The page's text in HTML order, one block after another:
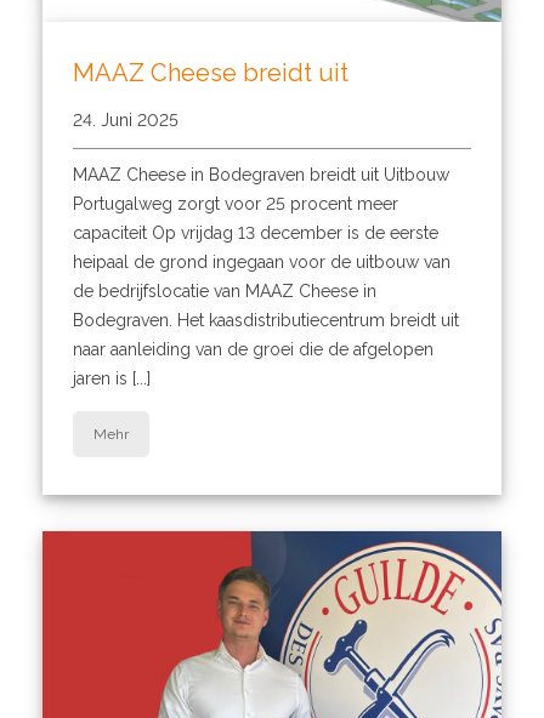
MAAZ Cheese breidt uit
24. Juni 2025
MAAZ Cheese in Bodegraven breidt uit Uitbouw
Portugalweg zorgt voor 25 procent meer
capaciteit Op vrijdag 13 december is de eerste
heipaal de grond ingegaan voor de uitbouw van
de bedrijfslocatie van MAAZ Cheese in
Bodegraven. Het kaasdistributiecentrum breidt uit
naar aanleiding van de groei die de afgelopen
jaren is [...]
Mehr